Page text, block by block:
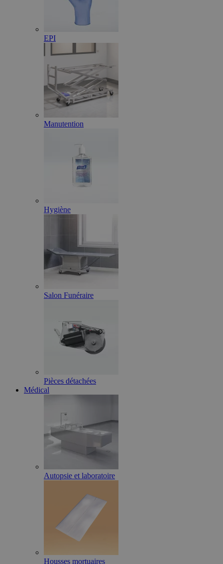
EPI
Manutention
Hygiène
Salon Funéraire
Pièces détachées
Médical
Autopsie et laboratoire
Housses mortuaires